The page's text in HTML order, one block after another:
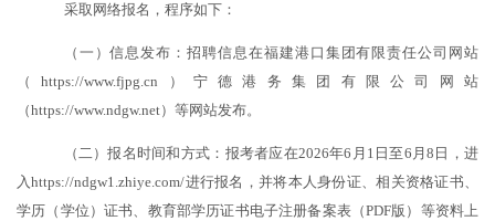
采取网络报名，程序如下：
（一）信息发布：招聘信息在福建港口集团有限责任公司网站
（https://www.fjpg.cn） 宁德港务集团有限公司网站
（https://www.ndgw.net）等网站发布。
（二）报名时间和方式：报考者应在2026年6月1日至6月8日，进
入https://ndgw1.zhiye.com/进行报名，并将本人身份证、相关资格证书、
学历（学位）证书、教育部学历证书电子注册备案表（PDF版）等资料上